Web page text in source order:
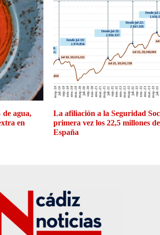
de agua,
en
La afiliación a la Seguridad
primera vez los 22,5 millones
España